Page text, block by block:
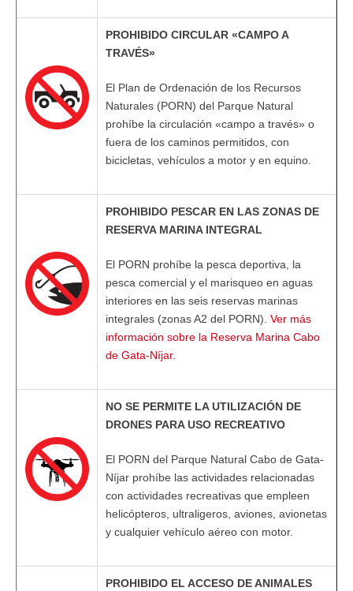
PROHIBIDO CIRCULAR «CAMPO A
TRAVÉS»
El Plan de Ordenación de los Recursos
Naturales (PORN) del Parque Natural
prohíbe la circulación «campo a través» o
fuera de los caminos permitidos, con
bicicletas, vehículos a motor y en equino.
PROHIBIDO PESCAR EN LAS ZONAS DE
RESERVA MARINA INTEGRAL
El PORN prohíbe la pesca deportiva, la
pesca comercial y el marisqueo en aguas
interiores en las seis reservas marinas
integrales (zonas A2 del PORN). Ver más
información sobre la Reserva Marina Cabo
de Gata-Níjar.
NO SE PERMITE LA UTILIZACIÓN DE
DRONES PARA USO RECREATIVO
El PORN del Parque Natural Cabo de Gata-
Níjar prohíbe las actividades relacionadas
con actividades recreativas que empleen
helicópteros, ultraligeros, aviones, avionetas
y cualquier vehículo aéreo con motor.
PROHIBIDO EL ACCESO DE ANIMALES